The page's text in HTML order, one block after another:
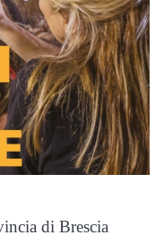
di Brescia